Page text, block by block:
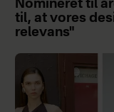
Nomineret til
til, at vores
relevans"